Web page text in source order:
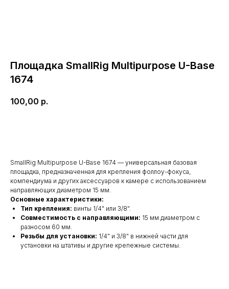
Площадка SmallRig Multipurpose U-Base
1674
100,00 р.
SmallRig Multipurpose U-Base 1674 — универсальная базовая
площадка, предназначенная для крепления фоллоу-фокуса,
компендиума и других аксессуаров к камере с использованием
направляющих диаметром 15 мм.
Основные характеристики:
Тип крепления: винты 1/4" или 3/8".
Совместимость с направляющими: 15 мм диаметром с
разносом 60 мм.
Резьбы для установки: 1/4" и 3/8" в нижней части для
установки на штативы и другие крепежные системы.